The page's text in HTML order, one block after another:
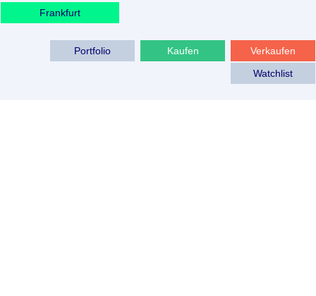
Frankfurt
Verkaufen
Kaufen
Portfolio
Watchlist